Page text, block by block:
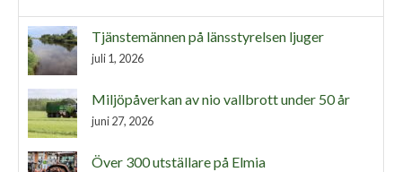
Tjänstemännen på länsstyrelsen ljuger
juli 1, 2026
Miljöpåverkan av nio vallbrott under 50 år
juni 27, 2026
Över 300 utställare på Elmia